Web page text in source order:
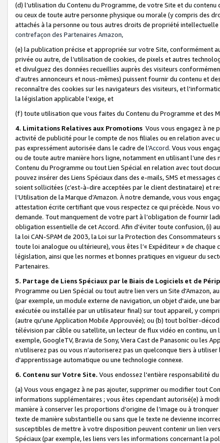
(d) l’utilisation du Contenu du Programme, de votre Site et du
ou ceux de toute autre personne physique ou morale (y compris des
attachés à la personne ou tous autres droits de propriété
contrefaçon des Partenaires Amazon,
(e) la publication précise et appropriée sur votre Site, conformément
privée ou autre, de l’utilisation de cookies, de pixels et autres
et divulguez des données recueillies auprès des visiteurs
d’autres annonceurs et nous-mêmes) puissent fournir du contenu et
reconnaître des cookies sur les navigateurs des visiteurs, et
la législation applicable l'exige, et
(f) toute utilisation que vous faites du Contenu du Programme et des
4. Limitations Relatives aux Promotions Vous vous engagez à ne
activité de publicité pour le compte de nos filiales ou en relation avec
pas expressément autorisée dans le cadre de l’Accord. Vous vous
ou de toute autre manière hors ligne, notamment en utilisant l’une
Contenu du Programme ou tout Lien Spécial en relation avec tout
pouvez insérer des Liens Spéciaux dans des e-mails, SMS et
soient sollicitées (c’est-à-dire acceptées par le client destinataire) et
l’Utilisation de la Marque d’Amazon. À notre demande, vous vous
attestation écrite certifiant que vous respectez ce qui précède. Nous
demande. Tout manquement de votre part à l’obligation de fournir
obligation essentielle de cet Accord. Afin d’éviter toute confusion, (i)
la loi CAN-SPAM de 2003, la Loi sur la Protection des
toute loi analogue ou ultérieure), vous êtes l’« Expéditeur » de
législation, ainsi que les normes et bonnes pratiques en vigueur du
Partenaires.
5. Partage de Liens Spéciaux par le Biais de Logiciels et de
Programme ou Lien Spécial ou tout autre lien vers un Site d'Amazon,
(par exemple, un module externe de navigation, un objet d'aide, une
exécutée ou installée par un utilisateur final) sur tout appareil, y
(autre qu'une Application Mobile Approuvée); ou (b) tout boîtier-
télévision par câble ou satellite, un lecteur de flux vidéo en continu,
exemple, GoogleTV, Bravia de Sony, Viera Cast de Panasonic ou les
n’utiliserez pas ou vous n’autoriserez pas un quelconque tiers à
d'apprentissage automatique ou une technologie connexe.
6. Contenu sur Votre Site. Vous endossez l'entière responsabilité
(a) Vous vous engagez à ne pas ajouter, supprimer ou modifier tout
informations supplémentaires ; vous êtes cependant autorisé(e) à
manière à conserver les proportions d’origine de l’image ou à
texte de manière substantielle ou sans que le texte ne devienne
susceptibles de mettre à votre disposition peuvent contenir un lien
Spéciaux (par exemple, les liens vers les informations concernant la